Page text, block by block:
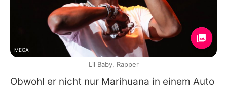
Obwohl er nicht nur Marihuana in einem Auto
MEGA
Lil Baby, Rapper